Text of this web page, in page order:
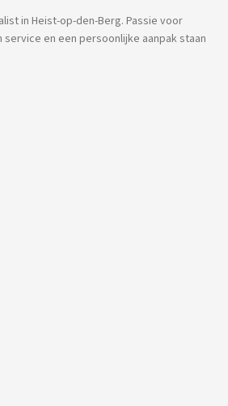
in Heist-op-den-Berg. Passie voor
en een persoonlijke aanpak staan